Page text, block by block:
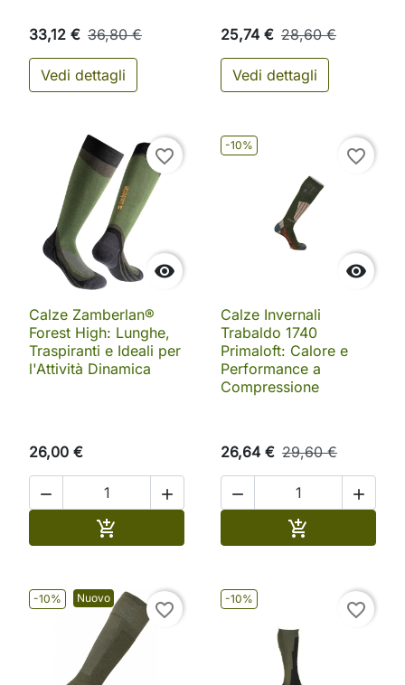
33,12 € 36,80 €
Vedi dettagli
25,74 € 28,60 €
Vedi dettagli

favorite_border
Calze Zamberlan®
Forest High: Lunghe,
Traspiranti e Ideali per
l'Attività Dinamica
26,00 €
 

-10%

favorite_border
Calze Invernali
Trabaldo 1740
Primaloft: Calore e
Performance a
Compressione
26,64 € 29,60 €
 

-10% Nuovo
favorite_border
-10%
favorite_border